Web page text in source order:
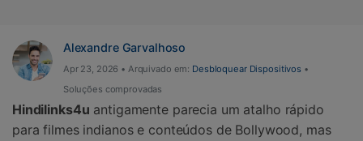
Alexandre Garvalhoso
Apr 23, 2026 • Arquivado em: Desbloquear Dispositivos •
Soluções comprovadas
Hindilinks4u antigamente parecia um atalho rápido
para filmes indianos e conteúdos de Bollywood, mas